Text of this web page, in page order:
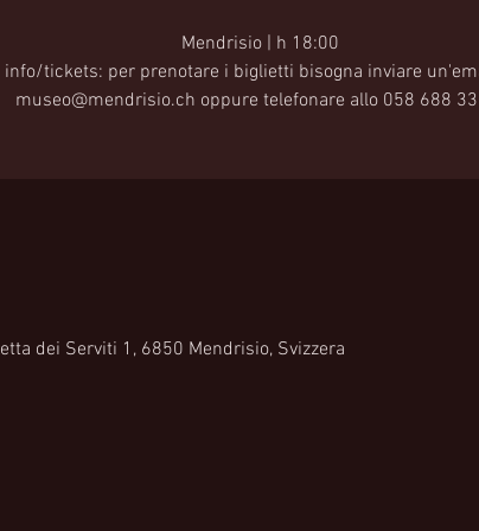
Mendrisio | h 18:00
info/tickets: per prenotare i biglietti bisogna inviare
museo@mendrisio.ch oppure telefonare allo 058 688
dei Serviti 1, 6850 Mendrisio, Svizzera